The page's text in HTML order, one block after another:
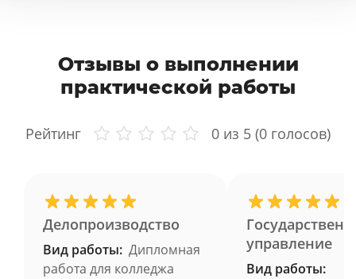
Отзывы о выполнении
практической работы
Рейтинг 0 из 5 (0 голосов)
Делопроизводство
Вид работы: Дипломная
работа для колледжа
управление
Вид работы: